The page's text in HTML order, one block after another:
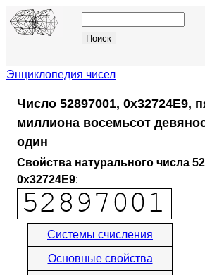
Энциклопедия чисел
Число 52897001, 0x32724E9,
миллиона восемьсот
один
Свойства натурального числа
0x32724E9:
Системы счисления
Основные свойства